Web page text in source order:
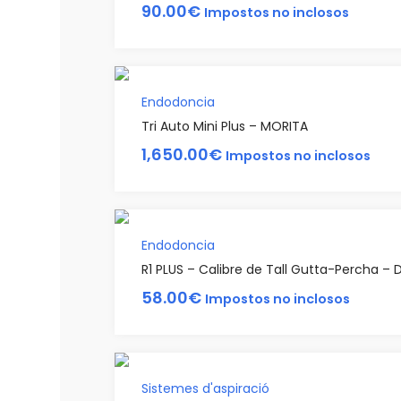
90.00€ Impostos no inclosos
Endodoncia
Tri Auto Mini Plus – MORITA
1,650.00€ Impostos no inclosos
Endodoncia
R1 PLUS – Calibre de Tall Gutta-Percha –
58.00€ Impostos no inclosos
Sistemes d'aspiració